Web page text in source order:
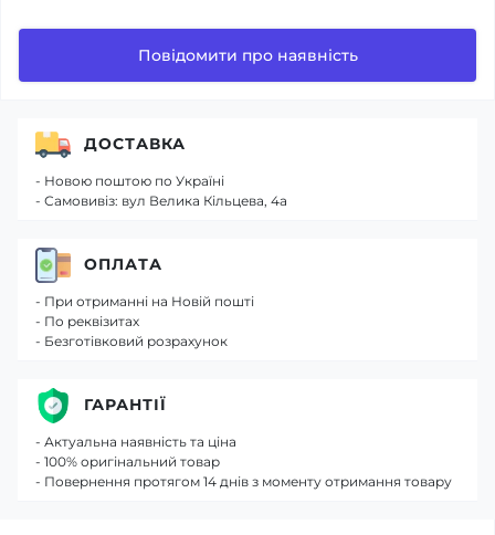
Повідомити про наявність
ДОСТАВКА
- Новою поштою по Україні
- Самовивіз: вул Велика Кільцева, 4а
ОПЛАТА
- При отриманні на Новій пошті
- По реквізитах
- Безготівковий розрахунок
ГАРАНТІЇ
- Актуальна наявність та ціна
- 100% оригінальний товар
- Повернення протягом 14 днів з моменту отримання товару